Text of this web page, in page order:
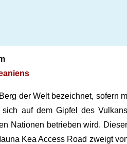
der Welt bezeichnet, sofern
auf dem Gipfel des
Nationen betrieben wird.
Kea Access Road zweigt